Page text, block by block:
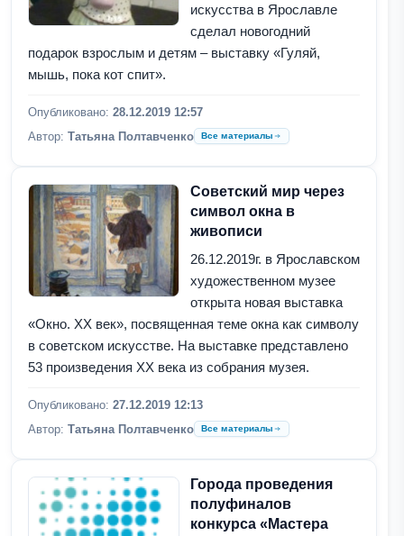
искусства в Ярославле
сделал новогодний
подарок взрослым и детям – выставку «Гуляй,
мышь, пока кот спит».
Опубликовано: 28.12.2019 12:57
Автор: Татьяна Полтавченко Все материалы
Советский мир через
символ окна в
живописи
26.12.2019г. в Ярославском
художественном музее
открыта новая выставка
«Окно. ХХ век», посвященная теме окна как символу
в советском искусстве. На выставке представлено
53 произведения XX века из собрания музея.
Опубликовано: 27.12.2019 12:13
Автор: Татьяна Полтавченко Все материалы
Города проведения
полуфиналов
конкурса «Мастера